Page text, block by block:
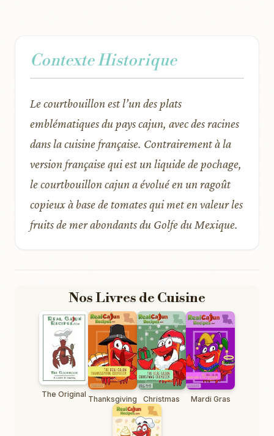
Contexte Historique
Le courtbouillon est l’un des plats
emblématiques du pays cajun, avec des racines
dans la cuisine française. Contrairement à la
version française qui est un liquide de pochage,
le courtbouillon cajun a évolué en un ragoût
copieux à base de tomates qui met en valeur les
fruits de mer abondants du Golfe du Mexique.
Nos Livres de Cuisine
The Original Thanksgiving Christmas Mardi Gras